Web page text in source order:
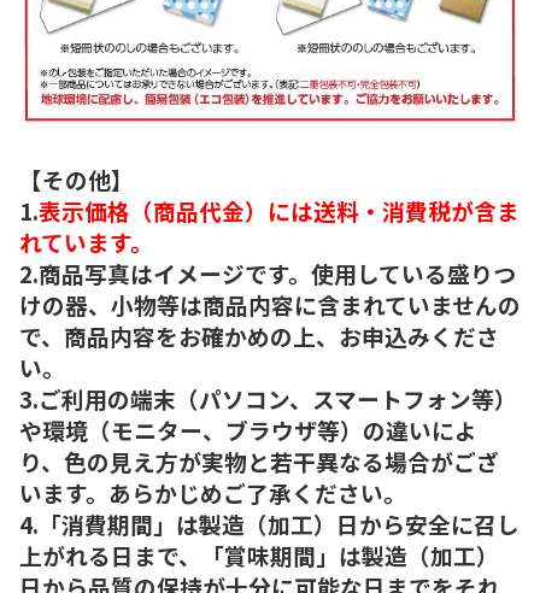
【その他】
1.表示価格（商品代金）には送料・消費税が含ま
れています。
2.商品写真はイメージです。使用している盛りつ
けの器、小物等は商品内容に含まれていませんの
で、商品内容をお確かめの上、お申込みくださ
い。
3.ご利用の端末（パソコン、スマートフォン等）
や環境（モニター、ブラウザ等）の違いによ
り、色の見え方が実物と若干異なる場合がござ
います。あらかじめご了承ください。
4.「消費期間」は製造（加工）日から安全に召し
上がれる日まで、「賞味期間」は製造（加工）